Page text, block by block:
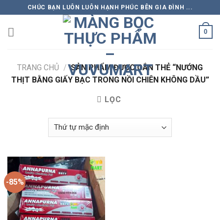
to
content
CHÚC BẠN LUÔN LUÔN HẠNH PHÚC BÊN GIA ĐÌNH ...
0
TRANG CHỦ / SẢN PHẨM ĐƯỢC GẮN THẺ “NƯỚNG
THỊT BẰNG GIẤY BẠC TRONG NỒI CHIÊN KHÔNG DẦU”
LỌC
-85%